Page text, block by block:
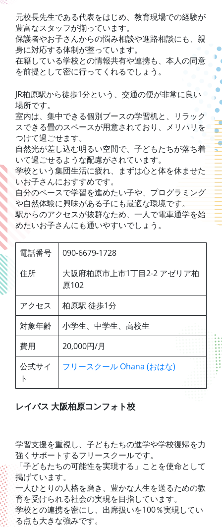
元校長先生である代表をはじめ、教育現場での経験が
豊富なスタッフが揃っています。
保護者やお子さんからの悩み相談や進路相談にも、親
身に対応する体制が整っています。
在籍している学校との情報共有や連携も、本人の同意
を前提として密に行ってくれるでしょう。
JR柏原駅から徒歩1分という、交通の便が非常に良い
場所です。
室内は、集中できる個別ブースの学習机と、リラック
スできる畳のスペースが用意されており、メリハリを
つけて過ごせます。
自然光が差し込む明るい空間で、子どもたちが落ち着
いて過ごせるような配慮がされています。
学校という集団生活に疲れ、まずは心と体を休ませた
いお子さんにおすすめです。
自分のペースで学習を進めたい子や、プログラミング
や自然体験に興味がある子にも最適な環境です。
駅からのアクセスが抜群なため、一人で電車通学を始
めたいお子さんにも通いやすいでしょう。
電話番号
090-6679-1728
住所
大阪府柏原市上市1丁目2-2 アゼリア柏
原102
アクセス
柏原駅 徒歩1分
対象年齢
小学生、中学生、高校生
費用
20,000円/月
公式サイ
ト
フリースクール Ohana (おはな)
レイパス 大阪柏原コンフォト校
学習支援を重視し、子どもたちの進学や学校復帰を力
強くサポートするフリースクールです。
「子どもたちの可能性を実現する」ことを使命として
掲げています。
一人ひとりの人格を磨き、豊かな人生を送るための教
育を受けられる社会の実現を目指しています。
学校との連携を密にし、出席扱いを100％実現してい
る点も大きな強みです。